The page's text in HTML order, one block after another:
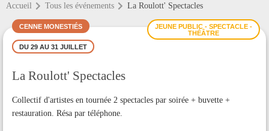
Accueil Tous les événements La Roulott' Spectacles
JEUNE PUBLIC - SPECTACLE -
THÉÂTRE
CENNE MONESTIÉS
DU 29 AU 31 JUILLET
La Roulott' Spectacles
Collectif d'artistes en tournée 2 spectacles par soirée + buvette +
restauration. Résa par téléphone.